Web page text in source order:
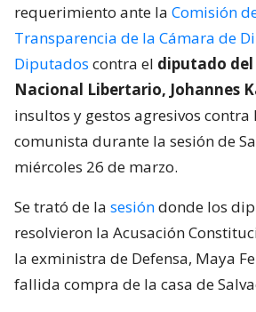
requerimiento ante la Comisión
Transparencia de la Cámara de
Diputados contra el diputado
Nacional Libertario, Johannes
insultos y gestos agresivos contra
comunista durante la sesión de
miércoles 26 de marzo.
Se trató de la sesióndonde los
resolvieron la Acusación
la exministra de Defensa, Maya
fallida compra de la casa de